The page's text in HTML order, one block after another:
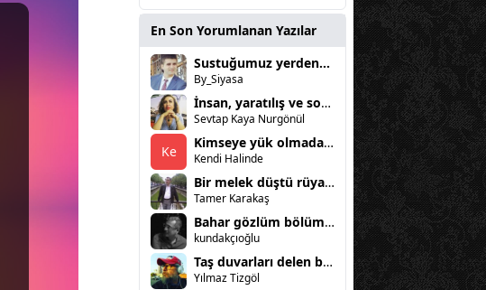
En Son Yorumlanan Yazılar
Sustuğumuz yerden...
By_Siyasa
İnsan, yaratılış ve sorumluluk
Sevtap Kaya Nurgönül
Ke
Kimseye yük olmadan gitmek (vedam)
Kendi Halinde
Bir melek düştü rüyama
Tamer Karakaş
Bahar gözlüm bölüm 2
kundakçıoğlu
Taş duvarları delen bir yeşil ot bitkisi
Yılmaz Tizgöl